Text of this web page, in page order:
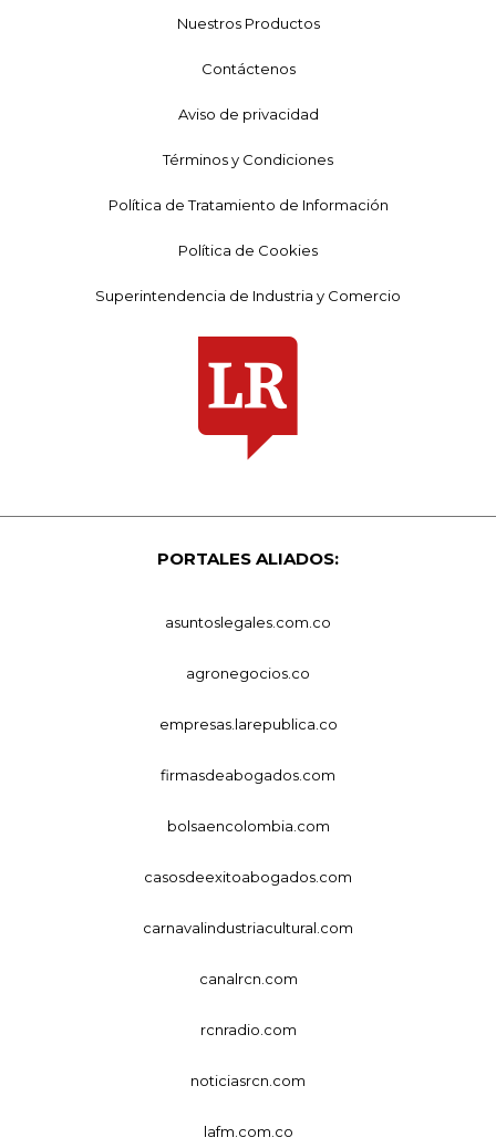
Nuestros Productos
Contáctenos
Aviso de privacidad
Términos y Condiciones
Política de Tratamiento de Información
Política de Cookies
Superintendencia de Industria y Comercio
PORTALES ALIADOS:
asuntoslegales.com.co
agronegocios.co
empresas.larepublica.co
firmasdeabogados.com
bolsaencolombia.com
casosdeexitoabogados.com
carnavalindustriacultural.com
canalrcn.com
rcnradio.com
noticiasrcn.com
lafm.com.co